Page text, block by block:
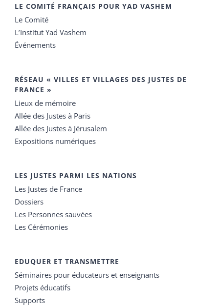
LE COMITÉ FRANÇAIS POUR YAD VASHEM
Le Comité
L’Institut Yad Vashem
Événements
RÉSEAU « VILLES ET VILLAGES DES JUSTES DE
FRANCE »
Lieux de mémoire
Allée des Justes à Paris
Allée des Justes à Jérusalem
Expositions numériques
LES JUSTES PARMI LES NATIONS
Les Justes de France
Dossiers
Les Personnes sauvées
Les Cérémonies
EDUQUER ET TRANSMETTRE
Séminaires pour éducateurs et enseignants
Projets éducatifs
Supports